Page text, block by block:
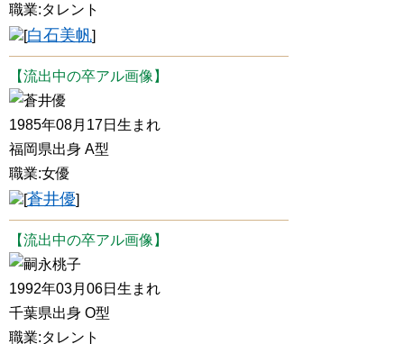
職業:タレント
[白石美帆]
【流出中の卒アル画像】
蒼井優
1985年08月17日生まれ
福岡県出身 A型
職業:女優
[蒼井優]
【流出中の卒アル画像】
嗣永桃子
1992年03月06日生まれ
千葉県出身 O型
職業:タレント